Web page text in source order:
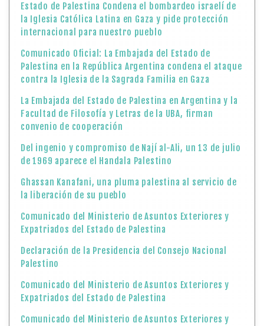
Estado de Palestina Condena el bombardeo israelí de
la Iglesia Católica Latina en Gaza y pide protección
internacional para nuestro pueblo
Comunicado Oficial: La Embajada del Estado de
Palestina en la República Argentina condena el ataque
contra la Iglesia de la Sagrada Familia en Gaza
La Embajada del Estado de Palestina en Argentina y la
Facultad de Filosofía y Letras de la UBA, firman
convenio de cooperación
Del ingenio y compromiso de Nají al-Ali, un 13 de julio
de 1969 aparece el Handala Palestino
Ghassan Kanafani, una pluma palestina al servicio de
la liberación de su pueblo
Comunicado del Ministerio de Asuntos Exteriores y
Expatriados del Estado de Palestina
Declaración de la Presidencia del Consejo Nacional
Palestino
Comunicado del Ministerio de Asuntos Exteriores y
Expatriados del Estado de Palestina
Comunicado del Ministerio de Asuntos Exteriores y